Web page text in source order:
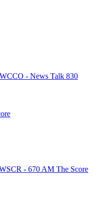
WCCO - News Talk 830
- 670 AM The Score